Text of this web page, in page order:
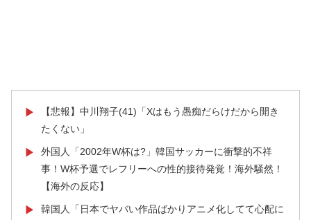
▶
【悲報】中川翔子(41)「Xはもう愚痴だらけだから開き
たくない」
▶
外国人「2002年W杯は?」韓国サッカーに衝撃的不祥
事！W杯予選でレフリーへの性的接待発覚！海外騒然！
【海外の反応】
▶
韓国人「日本でヤバい作品ばかりアニメ化してて心配に